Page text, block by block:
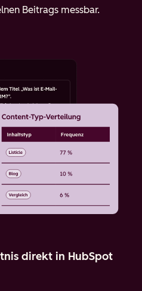
Beitrags messbar.
direkt in HubSpot